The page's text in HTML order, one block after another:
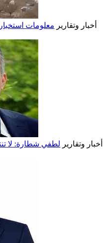
أخبار وتقارير معلومات
أخبار وتقارير لطفي شطارة: لا